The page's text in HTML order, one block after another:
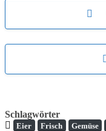
Schlagwörter
Eier Frisch Gemüse